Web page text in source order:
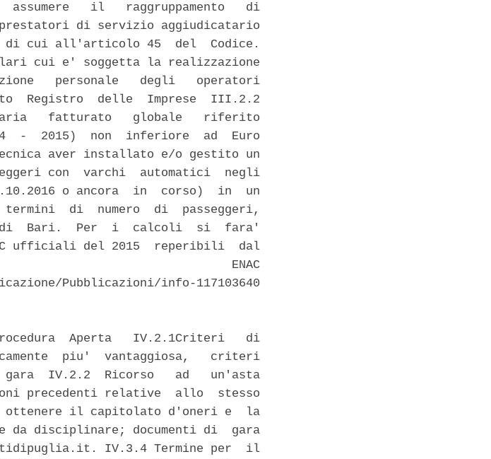
il   raggruppamento   di
di servizio aggiudicatario
di cui all'articolo 45  del  Codice.
cui e' soggetta la realizzazione
personale   degli   operatori
Registro  delle  Imprese  III.2.2
fatturato   globale   riferito
-  2015)  non  inferiore  ad  Euro
aver installato e/o gestito un
con  varchi  automatici  negli
o ancora  in  corso)  in  un
di  numero  di  passeggeri,
di  Bari.  Per  i  calcoli  si  fara'
ufficiali del 2015  reperibili  dal
ENAC
Pubblicazioni/info-117103640
Aperta   IV.2.1Criteri   di
piu'  vantaggiosa,   criteri
IV.2.2  Ricorso   ad   un'asta
precedenti relative  allo  stesso
ottenere il capitolato d'oneri e  la
da disciplinare; documenti di  gara
IV.3.4 Termine per  il